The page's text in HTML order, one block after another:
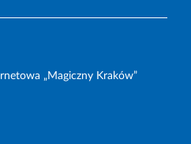
„Magiczny Kraków”